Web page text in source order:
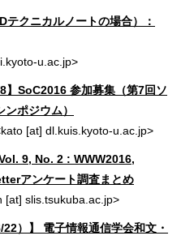
クニカルノートの場合）：
u.ac.jp>
SoC2016 参加募集（第7回ソ
ポジウム）
[at] dl.kuis.kyoto-u.ac.jp>
9, No. 2 : WWW2016,
アンケート調査まとめ
[at] slis.tsukuba.ac.jp>
）】 電子情報通信学会和文・